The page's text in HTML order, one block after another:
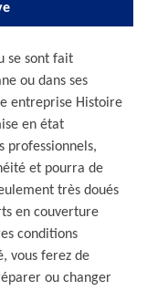
se sont fait
ou dans ses
entreprise Histoire
en état
professionnels,
et pourra de
très doués
en couverture
conditions
vous ferez de
ou changer